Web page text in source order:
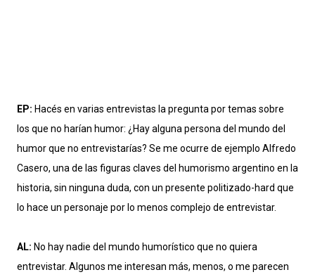
EP: Hacés en varias entrevistas la pregunta por temas sobre
los que no harían humor: ¿Hay alguna persona del mundo del
humor que no entrevistarías? Se me ocurre de ejemplo Alfredo
Casero, una de las figuras claves del humorismo argentino en la
historia, sin ninguna duda, con un presente politizado-hard que
lo hace un personaje por lo menos complejo de entrevistar.
AL: No hay nadie del mundo humorístico que no quiera
entrevistar. Algunos me interesan más, menos, o me parecen